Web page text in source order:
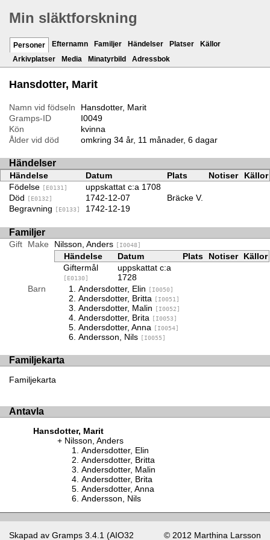
Min släktforskning
Personer Efternamn Familjer Händelser Platser
Källor
Arkivplatser
Media Minatyrbild Adressbok
Hansdotter, Marit
Namn vid födseln
Hansdotter, Marit
Gramps-ID
I0049
Kön
kvinna
Ålder vid död
omkring 34 år, 11 månader, 6 dagar
Händelser
Händelse Datum Plats Notiser
Källor
Födelse
[E0131]
uppskattat c:a 1708
Död
[E0132] 1742-12-07
Bräcke V.
Begravning
[E0133] 1742-12-19
Familjer
Gift Make Nilsson, Anders [I0048]
Händelse Datum Plats Notiser
Källor
Giftermål
[E0130]
uppskattat c:a
1728
Barn
Andersdotter, Elin [I0050]
Andersdotter, Britta [I0051]
Andersdotter, Malin [I0052]
Andersdotter, Brita [I0053]
Andersdotter, Anna [I0054]
Andersson, Nils [I0055]
Familjekarta
Familjekarta
Antavla
Hansdotter, Marit
Nilsson, Anders
Andersdotter, Elin
Andersdotter, Britta
Andersdotter, Malin
Andersdotter, Brita
Andersdotter, Anna
Andersson, Nils
Skapad av Gramps 3.4.1 (AIO32
© 2012 Marthina Larsson